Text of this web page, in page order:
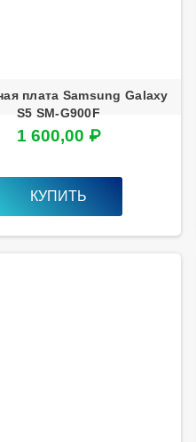
плата Samsung Galaxy
S5 SM-G900F
1 600,00 ₽
КУПИТЬ